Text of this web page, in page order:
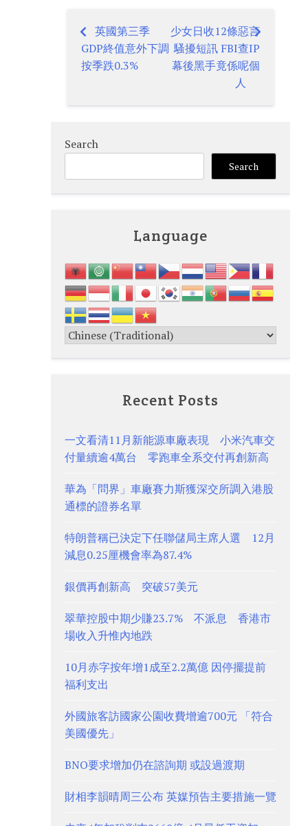
Post
navigation
英國第三季
GDP終值意外下調
按季跌0.3%
少女日收12條惡言
騷擾短訊 FBI查IP
幕後黑手竟係呢個
人
Search
Search
Language
Recent Posts
一文看清11月新能源車廠表現 小米汽車交
付量續逾4萬台 零跑車全系交付再創新高
華為「問界」車廠賽力斯獲深交所調入港股
通標的證券名單
特朗普稱已決定下任聯儲局主席人選 12月
減息0.25厘機會率為87.4%
銀價再創新高 突破57美元
翠華控股中期少賺23.7% 不派息 香港市
場收入升惟內地跌
10月赤字按年增1成至2.2萬億 因停擺提前
福利支出
外國旅客訪國家公園收費增逾700元 「符合
美國優先」
BNO要求增加仍在諮詢期 或設過渡期
財相李韻晴周三公布 英媒預告主要措施一覽